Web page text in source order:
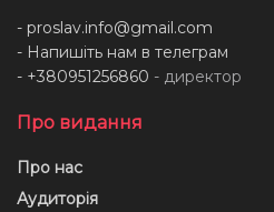
- proslav.info@gmail.com
- Напишіть нам в телеграм
- +380951256860 - директор
Про видання
Про нас
Аудиторія